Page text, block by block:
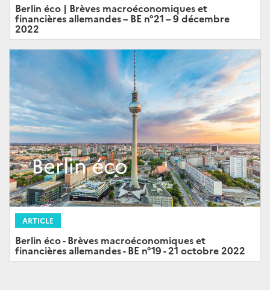
Berlin éco | Brèves macroéconomiques et
financières allemandes – BE n°21 – 9 décembre
2022
ARTICLE
Berlin éco - Brèves macroéconomiques et
financières allemandes - BE n°19 - 21 octobre 2022